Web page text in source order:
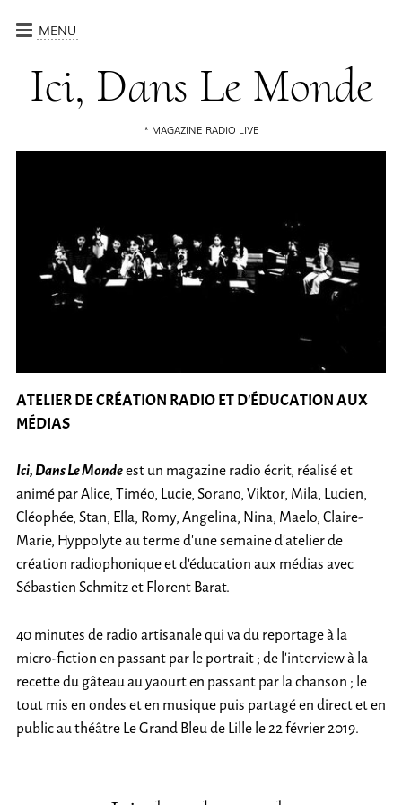
MENU
ATELIERS
QUI SOMMES-NOUS ?
Ici, Dans Le Monde
MAGAZINE RADIO LIVE
ATELIER DE CRÉATION RADIO ET D'ÉDUCATION AUX
MÉDIAS
Ici, Dans Le Mondeest un magazine radio écrit, réalisé et
animé par Alice, Timéo, Lucie, Sorano, Viktor, Mila, Lucien,
Cléophée, Stan, Ella, Romy, Angelina, Nina, Maelo, Claire-
Marie, Hyppolyte au terme d’une semaine d’atelier de
création radiophonique et d’éducation aux médias avec
Sébastien Schmitz et Florent Barat.
40 minutes de radio artisanale qui va du reportage à la
micro-fiction en passant par le portrait ; de l’interview à la
recette du gâteau au yaourt en passant par la chanson ; le
tout mis en ondes et en musique puis partagé en direct et en
public au théâtre Le Grand Bleu de Lille le 22 février 2019.